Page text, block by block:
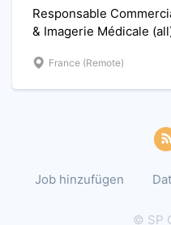
Responsable
& Imagerie Médicale
France (Remote)
Job hinzufügen
© SP